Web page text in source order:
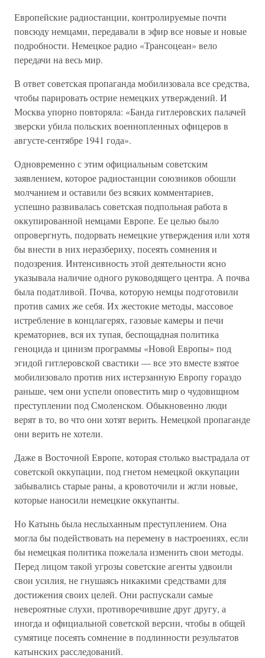
Европейские радиостанции, контролируемые почти
повсюду немцами, передавали в эфир все новые и новые
подробности. Немецкое радио «Трансоцеан» вело
передачи на весь мир.
В ответ советская пропаганда мобилизовала все средства,
чтобы парировать острие немецких утверждений. И
Москва упорно повторяла: «Банда гитлеровских палачей
зверски убила польских военнопленных офицеров в
августе-сентябре 1941 года».
Одновременно с этим официальным советским
заявлением, которое радиостанции союзников обошли
молчанием и оставили без всяких комментариев,
успешно развивалась советская подпольная работа в
оккупированной немцами Европе. Ее целью было
опровергнуть, подорвать немецкие утверждения или хотя
бы внести в них неразбериху, посеять сомнения и
подозрения. Интенсивность этой деятельности ясно
указывала наличие одного руководящего центра. А почва
была податливой. Почва, которую немцы подготовили
против самих же себя. Их жестокие методы, массовое
истребление в концлагерях, газовые камеры и печи
крематориев, вся их тупая, беспощадная политика
геноцида и цинизм программы «Новой Европы» под
эгидой гитлеровской свастики — все это вместе взятое
мобилизовало против них истерзанную Европу гораздо
раньше, чем они успели оповестить мир о чудовищном
преступлении под Смоленском. Обыкновенно люди
верят в то, во что они хотят верить. Немецкой пропаганде
они верить не хотели.
Даже в Восточной Европе, которая столько выстрадала от
советской оккупации, под гнетом немецкой оккупации
забывались старые раны, а кровоточили и жгли новые,
которые наносили немецкие оккупанты.
Но Катынь была неслыханным преступлением. Она
могла бы подействовать на перемену в настроениях, если
бы немецкая политика пожелала изменить свои методы.
Перед лицом такой угрозы советские агенты удвоили
свои усилия, не гнушаясь никакими средствами для
достижения своих целей. Они распускали самые
невероятные слухи, противоречившие друг другу, а
иногда и официальной советской версии, чтобы в общей
сумятице посеять сомнение в подлинности результатов
катынских расследований.